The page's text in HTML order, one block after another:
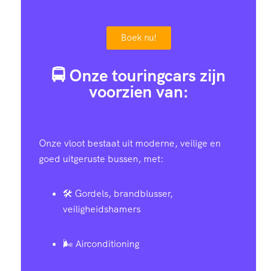
Boek nu!
🚍 Onze touringcars zijn
voorzien van:
Onze vloot bestaat uit moderne, veilige en
goed uitgeruste bussen, met:
🛠️ Gordels, brandblusser,
veiligheidshamers
🌬️ Airconditioning